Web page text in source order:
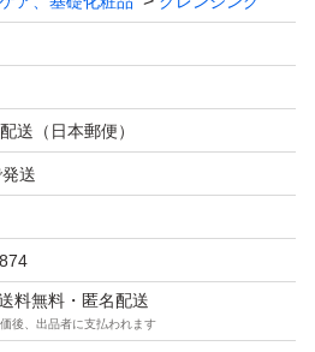
送（日本郵便）
送
料無料・匿名配送
後、出品者に支払われます